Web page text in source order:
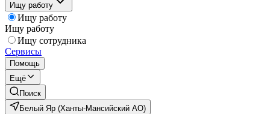
Ищу работу
Ищу работу
Ищу работу
Ищу сотрудника
Сервисы
Помощь
Ещё
Поиск
Белый Яр (Ханты-Мансийский АО)